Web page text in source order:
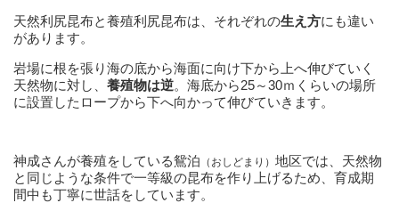
天然利尻昆布と養殖利尻昆布は、それぞれの生え方にも違い
があります。
岩場に根を張り海の底から海面に向け下から上へ伸びていく
天然物に対し、 養殖物は逆。海底から25～30ｍくらいの場所
に設置したロープから下へ向かって伸びていきます。
神成さんが養殖をしている鴛泊 （おしどまり） 地区では、天然物
と同じような条件で一等級の昆布を作り上げるため、育成期
間中も丁寧に世話をしています。